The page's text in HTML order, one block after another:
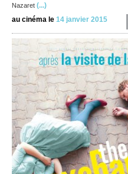
Nazaret (...)
au cinéma le 14 janvier 2015